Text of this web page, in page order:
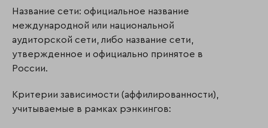
Название сети: официальное название
международной или национальной
аудиторской сети, либо название сети,
утвержденное и официально принятое в
России.
Критерии зависимости (аффилированности),
учитываемые в рамках рэнкингов: